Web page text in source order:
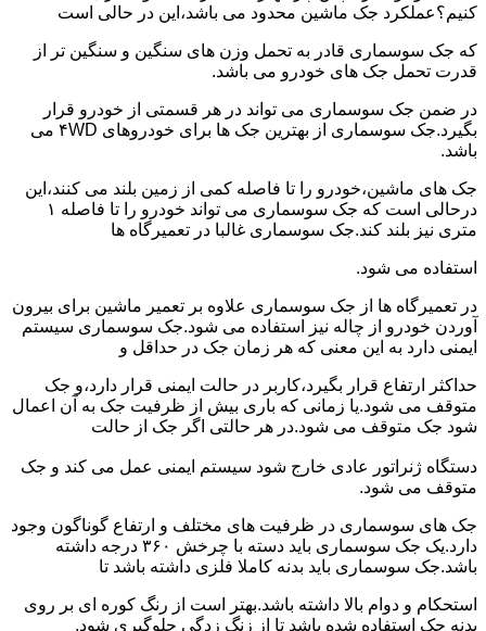
کنیم؟عملکرد جک ماشین محدود می باشد،این در حالی است
که جک سوسماری قادر به تحمل وزن های سنگین و سنگین تر از
قدرت تحمل جک های خودرو می باشد.
در ضمن جک سوسماری می تواند در هر قسمتی از خودرو قرار
بگیرد.جک سوسماری از بهترین جک ها برای خودروهای ۴WD می
باشد.
جک های ماشین،خودرو را تا فاصله کمی از زمین بلند می کنند،این
درحالی است که جک سوسماری می تواند خودرو را تا فاصله ۱
متری نیز بلند کند.جک سوسماری غالبا در تعمیرگاه ها
استفاده می شود.
در تعمیرگاه ها از جک سوسماری علاوه بر تعمیر ماشین برای بیرون
آوردن خودرو از چاله نیز استفاده می شود.جک سوسماری سیستم
ایمنی دارد به این معنی که هر زمان جک در حداقل و
حداکثر ارتفاع قرار بگیرد،کاربر در حالت ایمنی قرار دارد،و جک
متوقف می شود.یا زمانی که باری بیش از ظرفیت جک به آن اعمال
شود جک متوقف می شود.در هر حالتی اگر جک از حالت
دستگاه ژنراتور عادی خارج شود سیستم ایمنی عمل می کند و جک
متوقف می شود.
جک های سوسماری در ظرفیت های مختلف و ارتفاع گوناگون وجود
دارد.یک جک سوسماری باید دسته با چرخش ۳۶۰ درجه داشته
باشد.جک سوسماری باید بدنه کاملا فلزی داشته باشد تا
استحکام و دوام بالا داشته باشد.بهتر است از رنگ کوره ای بر روی
بدنه جک استفاده شده باشد تا از زنگ زدگی جلوگیری شود.